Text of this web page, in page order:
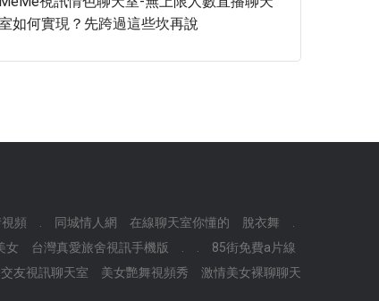
如何實現？先跨過這些坎再說
頻 同城情人網 在線聊天室你懂的 脫衣舞
女 台灣真愛旅舍視訊手機版
85街免費a片線
交友視訊聊天室 美女艷舞視頻秀
激情美女裸聊聊天